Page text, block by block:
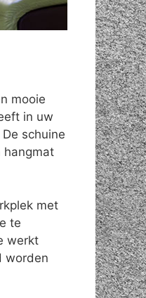
mooie
in uw
schuine
hangmat
met
te
werkt
worden